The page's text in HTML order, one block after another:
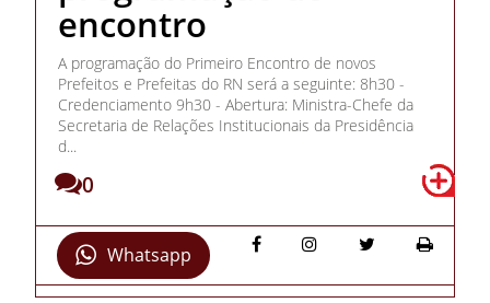
encontro
A programação do Primeiro Encontro de novos
Prefeitos e Prefeitas do RN será a seguinte: 8h30 -
Credenciamento 9h30 - Abertura: Ministra-Chefe da
Secretaria de Relações Institucionais da Presidência
d...
0
Whatsapp